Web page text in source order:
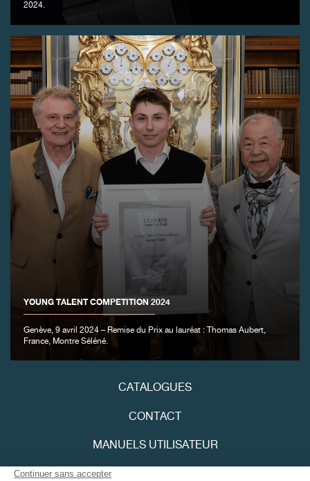
2024.
YOUNG TALENT COMPETITION 2024
Genève, 9 avril 2024 – Remise du Prix au lauréat : Thomas Aubert,
France, Montre Séléné.
CATALOGUES
CONTACT
MANUELS UTILISATEUR
FAUX
FAUX
FAUX
FAUX